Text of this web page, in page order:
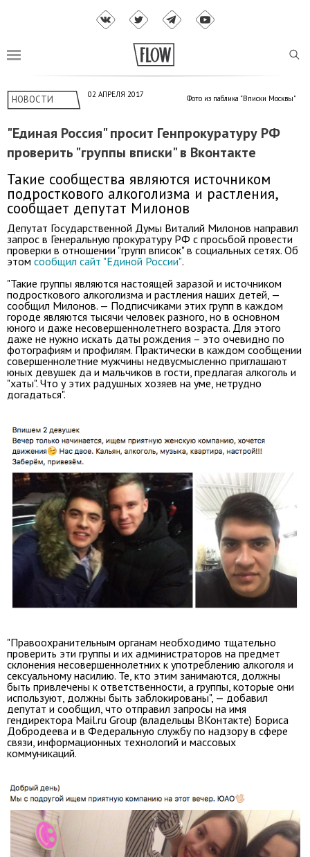
НОВОСТИ 02 АПРЕЛЯ 2017 Фото из паблика "Вписки Москвы"
"Единая Россия" просит Генпрокуратуру РФ
проверить "группы вписки" в Вконтакте
Такие сообщества являются источником
подросткового алкоголизма и растления,
сообщает депутат Милонов
Депутат Государственной Думы Виталий Милонов направил
запрос в Генеральную прокуратуру РФ с просьбой провести
проверки в отношении "групп вписок" в социальных сетях. Об
этом сообщил сайт "Единой России".
"Такие группы являются настоящей заразой и источником
подросткового алкоголизма и растления наших детей, —
сообщил Милонов. — Подписчиками этих групп в каждом
городе являются тысячи человек разного, но в основном
юного и даже несовершеннолетнего возраста. Для этого
даже не нужно искать даты рождения – это очевидно по
фотографиям и профилям. Практически в каждом сообщении
совершеннолетние мужчины недвусмысленно приглашают
юных девушек да и мальчиков в гости, предлагая алкоголь и
"хаты". Что у этих радушных хозяев на уме, нетрудно
догадаться".
"Правоохранительным органам необходимо тщательно
проверить эти группы и их администраторов на предмет
склонения несовершеннолетних к употреблению алкоголя и
сексуальному насилию. Те, кто этим занимаются, должны
быть привлечены к ответственности, а группы, которые они
используют, должны быть заблокированы", — добавил
депутат и сообщил, что отправил запросы на имя
гендиректора Mail.ru Group (владельцы ВКонтакте) Бориса
Добродеева и в Федеральную службу по надзору в сфере
связи, информационных технологий и массовых
коммуникаций.